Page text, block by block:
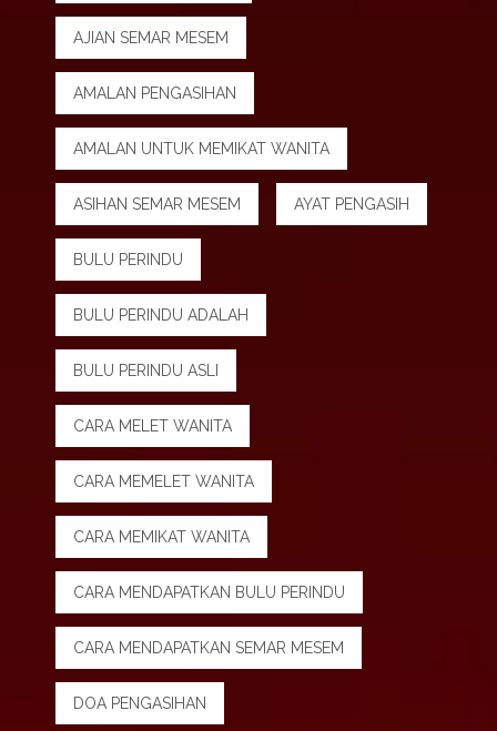
AJIAN SEMAR MESEM
AMALAN PENGASIHAN
AMALAN UNTUK MEMIKAT WANITA
ASIHAN SEMAR MESEM AYAT PENGASIH
BULU PERINDU
BULU PERINDU ADALAH
BULU PERINDU ASLI
CARA MELET WANITA
CARA MEMELET WANITA
CARA MEMIKAT WANITA
CARA MENDAPATKAN BULU PERINDU
CARA MENDAPATKAN SEMAR MESEM
DOA PENGASIHAN